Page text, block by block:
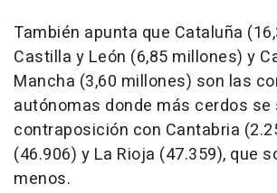
También apunta que Cataluña
Castilla y León (6,85 millones) y
Mancha (3,60 millones) son las
autónomas donde más cerdos
contraposición con Cantabria
(46.906) y La Rioja (47.359), que
menos.